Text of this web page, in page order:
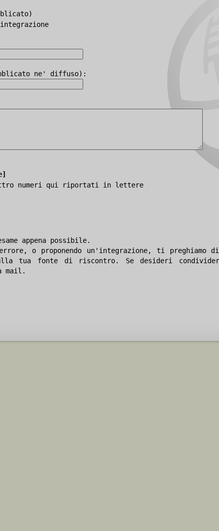
ne' diffuso):
numeri qui riportati in lettere
appena possibile.
o proponendo un'integrazione, ti preghiamo
tua fonte di riscontro. Se desideri
mail.